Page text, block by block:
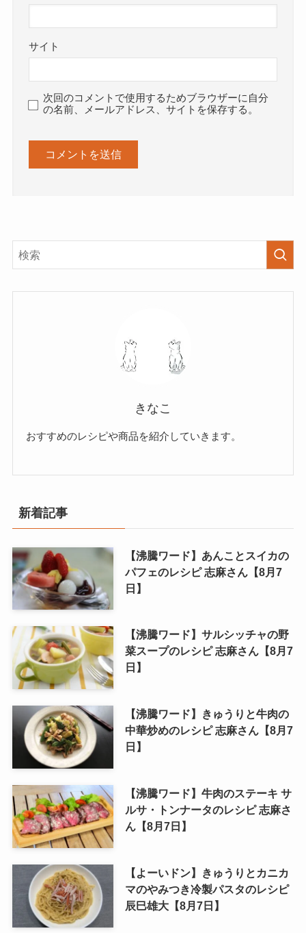
サイト
次回のコメントで使用するためブラウザーに自分
の名前、メールアドレス、サイトを保存する。
きなこ
おすすめのレシピや商品を紹介していきます。
新着記事
【沸騰ワード】あんことスイカの
パフェのレシピ 志麻さん【8月7
日】
【沸騰ワード】サルシッチャの野
菜スープのレシピ 志麻さん【8月7
日】
【沸騰ワード】きゅうりと牛肉の
中華炒めのレシピ 志麻さん【8月7
日】
【沸騰ワード】牛肉のステーキ サ
ルサ・トンナータのレシピ 志麻さ
ん【8月7日】
【よーいドン】きゅうりとカニカ
マのやみつき冷製パスタのレシピ
辰巳雄大【8月7日】